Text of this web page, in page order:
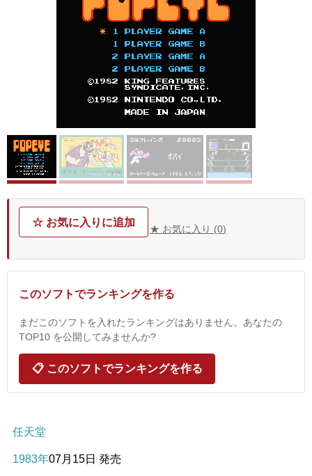
☆ お気に入りに追加
★ お気に入り (0)
このソフトでランキングを作る
まだこのソフトを入れたランキングはありません。あなたの
TOP10 を公開してみませんか?
📋 このソフトでランキングを作る
任天堂
1983年07月15日 発売